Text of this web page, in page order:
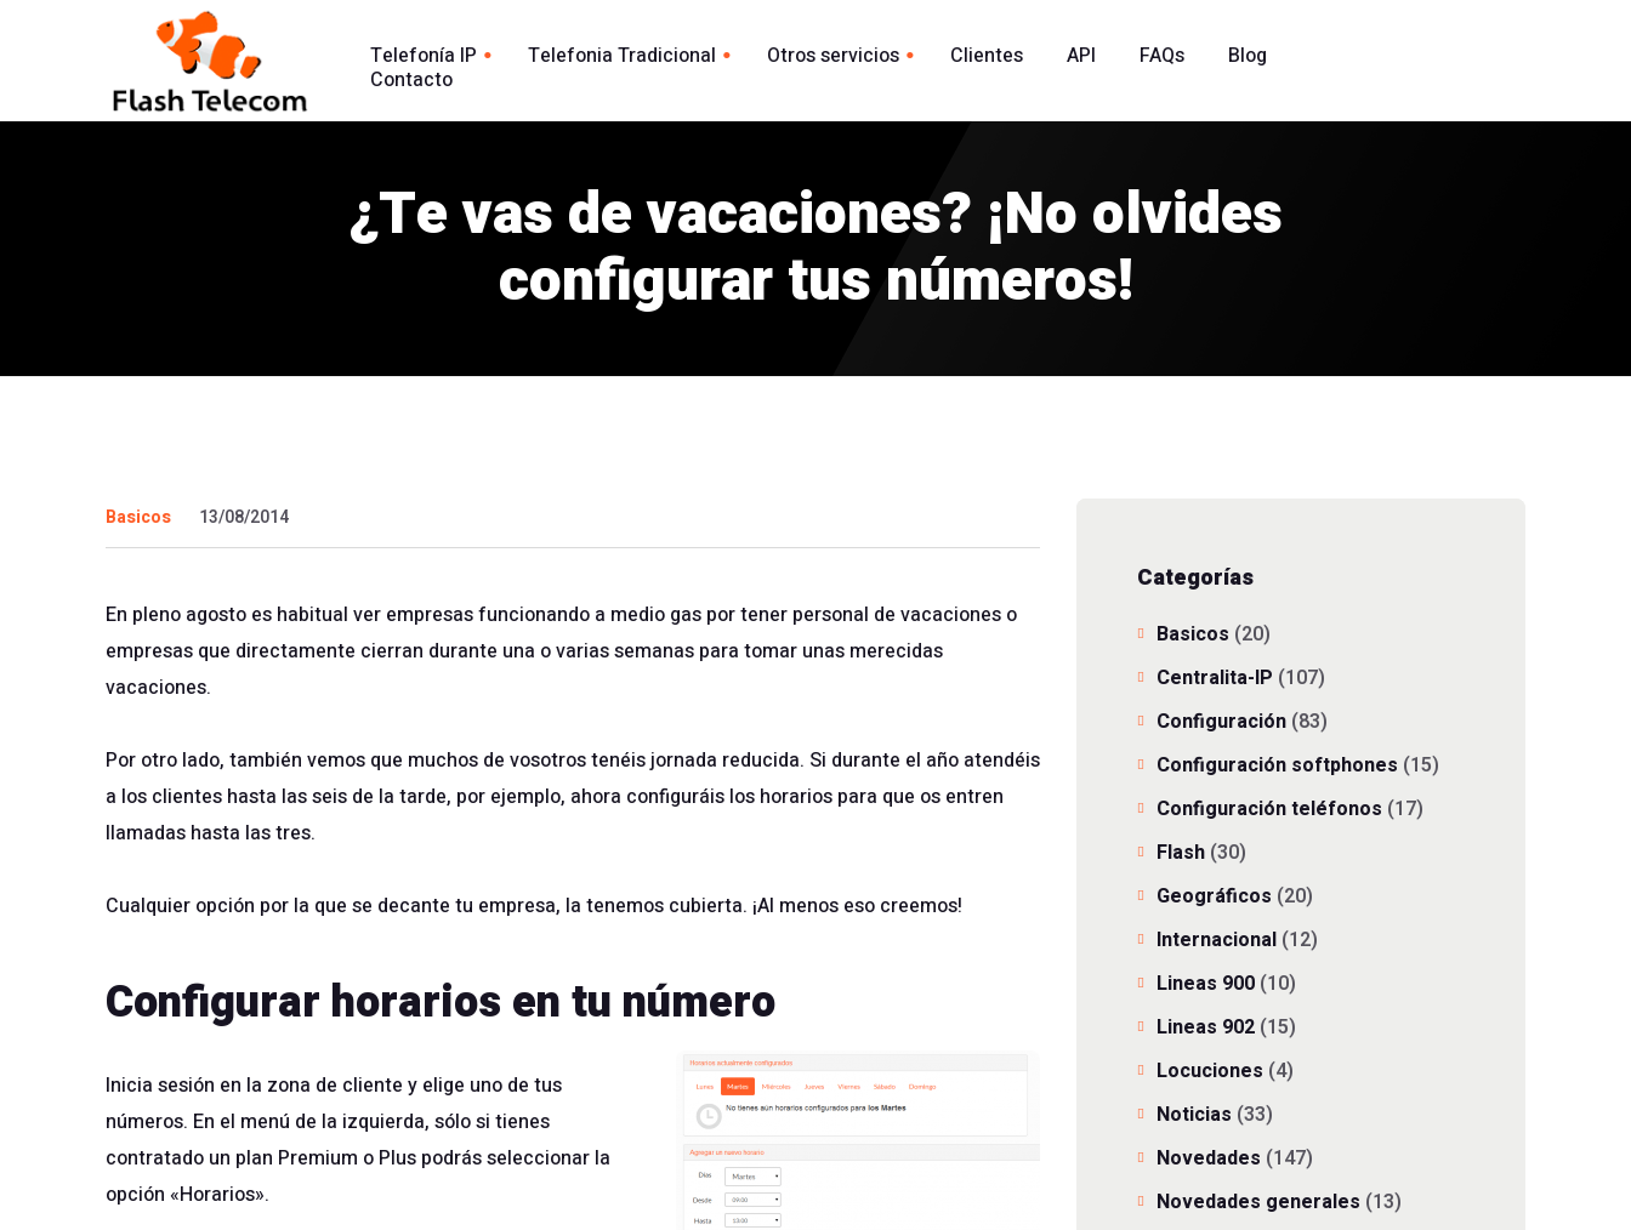
Telefonía IP
Centralita Virtual
SIP Trunk
Línea 902
Telefonia Tradicional
Análisis Llamadas
Línea 900
Otros servicios
Envio Whatsapp por API
Marca blanca
Clientes API FAQs
Blog
Contacto
¿Te vas de vacaciones? ¡No olvides
configurar tus números!
Basicos 13/08/2014
En pleno agosto es habitual ver empresas funcionando a medio gas por tener personal de vacaciones o
empresas que directamente cierran durante una o varias semanas para tomar unas merecidas
vacaciones.
Por otro lado, también vemos que muchos de vosotros tenéis jornada reducida. Si durante el año atendéis
a los clientes hasta las seis de la tarde, por ejemplo, ahora configuráis los horarios para que os entren
llamadas hasta las tres.
Cualquier opción por la que se decante tu empresa, la tenemos cubierta. ¡Al menos eso creemos!
Configurar horarios en tu número
Inicia sesión en la zona de cliente y elige uno de tus
números. En el menú de la izquierda, sólo si tienes
contratado un plan Premium o Plus podrás seleccionar la
opción «Horarios».
Categorías
Basicos (20)
Centralita-IP (107)
Configuración (83)
Configuración softphones (15)
Configuración teléfonos (17)
Flash (30)
Geográficos (20)
Internacional (12)
Lineas 900 (10)
Lineas 902 (15)
Locuciones (4)
Noticias (33)
Novedades (147)
Novedades generales (13)